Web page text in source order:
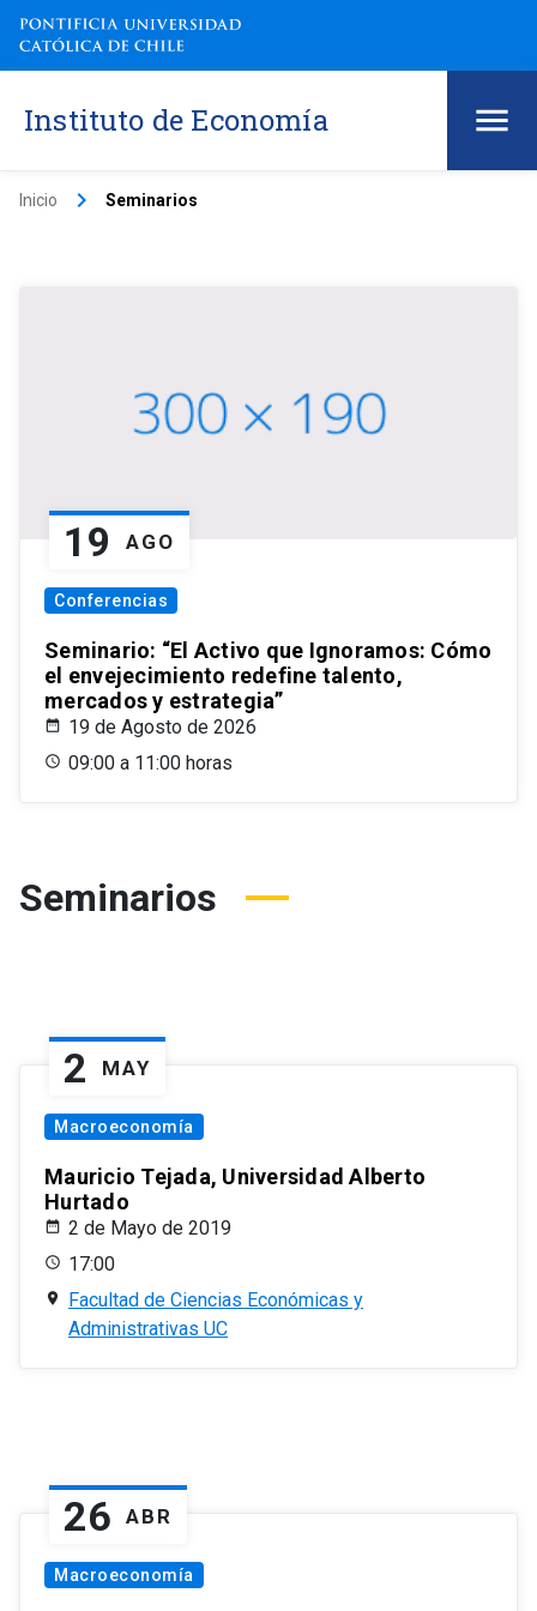
Instituto de Economía
Inicio keyboard_arrow_right Seminarios
19 AGO
Conferencias
Seminario: “El Activo que Ignoramos: Cómo
el envejecimiento redefine talento,
mercados y estrategia”
19 de Agosto de 2026
09:00 a 11:00 horas
Seminarios
2 MAY
Macroeconomía
Mauricio Tejada, Universidad Alberto
Hurtado
2 de Mayo de 2019
17:00
Facultad de Ciencias Económicas y
Administrativas UC
26 ABR
Macroeconomía